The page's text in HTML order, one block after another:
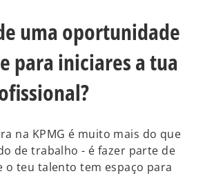
uma oportunidade
para iniciares a tua
na KPMG é muito mais do que
de trabalho - é fazer parte de
o teu talento tem espaço para